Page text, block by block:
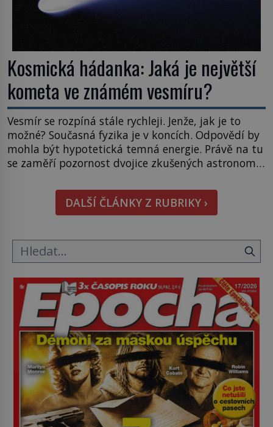
Kosmická hádanka: Jaká je největší
kometa ve známém vesmíru?
Vesmír se rozpíná stále rychleji. Jenže, jak je to
možné? Současná fyzika je v koncích. Odpovědí by
mohla být hypotetická temná energie. Právě na tu
se zaměří pozornost dvojice zkušených astronomů.
hmatatelnějšího. Naprosto rekordní kometu!
Astronomové Pedro Bernardinelli a Gary Bernstein
mravenčí prací zkoumají archivní snímky v rámci
DALŠÍ ČLÁNKY Z RUBRIKY ›